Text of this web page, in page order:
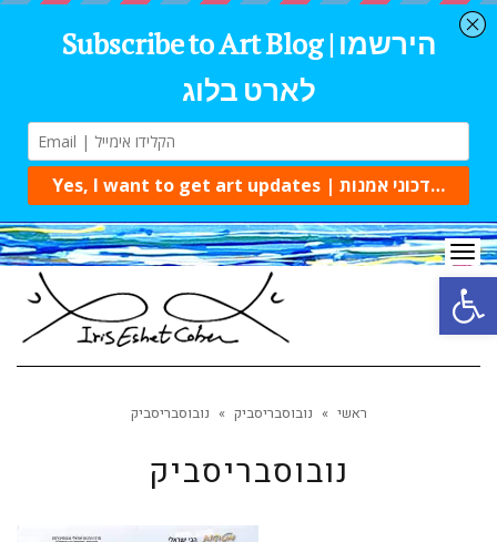
ראשי » נובוסבריסביק » נובוסבריסביק
נובוסבריסביק